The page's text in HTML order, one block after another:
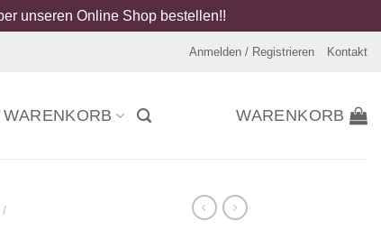
unseren Online Shop bestellen!!
Anmelden / Registrieren Kontakt
WARENKORB WARENKORB
/